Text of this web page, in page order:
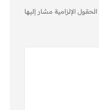
الحقول الإلزامية مشار إليها